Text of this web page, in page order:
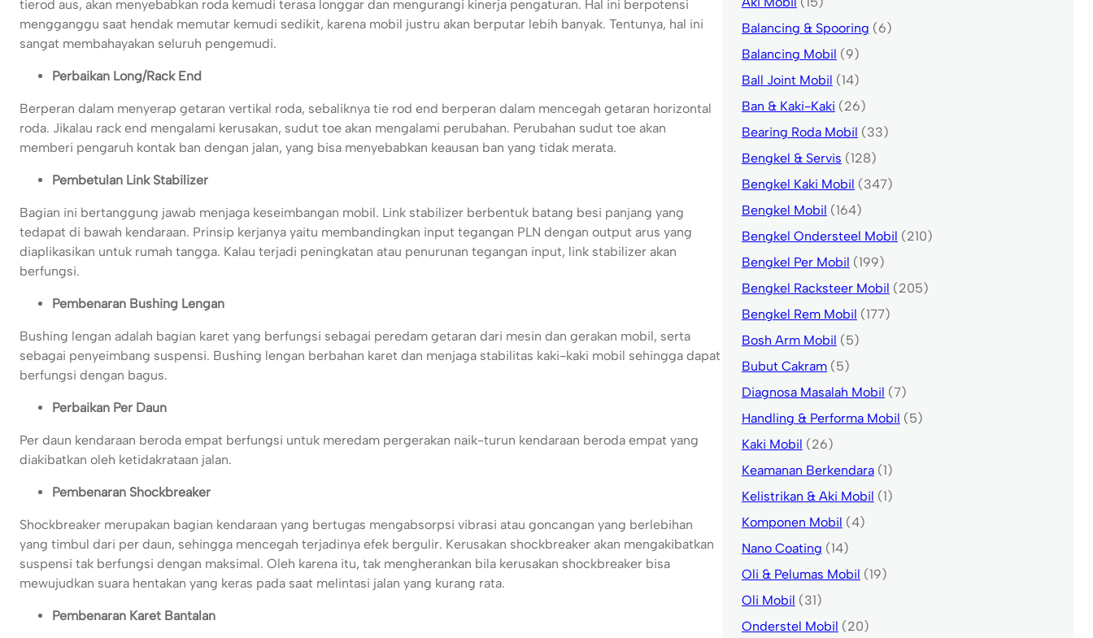
tierod aus, akan menyebabkan roda kemudi terasa longgar dan mengurangi kinerja pengaturan. Hal ini berpotensi
mengganggu saat hendak memutar kemudi sedikit, karena mobil justru akan berputar lebih banyak. Tentunya, hal ini
sangat membahayakan seluruh pengemudi.
Perbaikan Long/Rack End
Berperan dalam menyerap getaran vertikal roda, sebaliknya tie rod end berperan dalam mencegah getaran horizontal
roda. Jikalau rack end mengalami kerusakan, sudut toe akan mengalami perubahan. Perubahan sudut toe akan
memberi pengaruh kontak ban dengan jalan, yang bisa menyebabkan keausan ban yang tidak merata.
Pembetulan Link Stabilizer
Bagian ini bertanggung jawab menjaga keseimbangan mobil. Link stabilizer berbentuk batang besi panjang yang
tedapat di bawah kendaraan. Prinsip kerjanya yaitu membandingkan input tegangan PLN dengan output arus yang
diaplikasikan untuk rumah tangga. Kalau terjadi peningkatan atau penurunan tegangan input, link stabilizer akan
berfungsi.
Pembenaran Bushing Lengan
Bushing lengan adalah bagian karet yang berfungsi sebagai peredam getaran dari mesin dan gerakan mobil, serta
sebagai penyeimbang suspensi. Bushing lengan berbahan karet dan menjaga stabilitas kaki-kaki mobil sehingga dapat
berfungsi dengan bagus.
Perbaikan Per Daun
Per daun kendaraan beroda empat berfungsi untuk meredam pergerakan naik-turun kendaraan beroda empat yang
diakibatkan oleh ketidakrataan jalan.
Pembenaran Shockbreaker
Shockbreaker merupakan bagian kendaraan yang bertugas mengabsorpsi vibrasi atau goncangan yang berlebihan
yang timbul dari per daun, sehingga mencegah terjadinya efek bergulir. Kerusakan shockbreaker akan mengakibatkan
suspensi tak berfungsi dengan maksimal. Oleh karena itu, tak mengherankan bila kerusakan shockbreaker bisa
mewujudkan suara hentakan yang keras pada saat melintasi jalan yang kurang rata.
Pembenaran Karet Bantalan
Balancing & Spooring (6)
Balancing Mobil (9)
Ball Joint Mobil (14)
Ban & Kaki-Kaki (26)
Bearing Roda Mobil (33)
Bengkel & Servis (128)
Bengkel Kaki Mobil (347)
Bengkel Mobil (164)
Bengkel Ondersteel Mobil (210)
Bengkel Per Mobil (199)
Bengkel Racksteer Mobil (205)
Bengkel Rem Mobil (177)
Bosh Arm Mobil (5)
Bubut Cakram(5)
Diagnosa Masalah Mobil (7)
Handling & Performa Mobil (5)
Kaki Mobil (26)
Keamanan Berkendara(1)
Kelistrikan & Aki Mobil (1)
Komponen Mobil (4)
Nano Coating (14)
Oli & Pelumas Mobil (19)
Oli Mobil (31)
Onderstel Mobil (20)